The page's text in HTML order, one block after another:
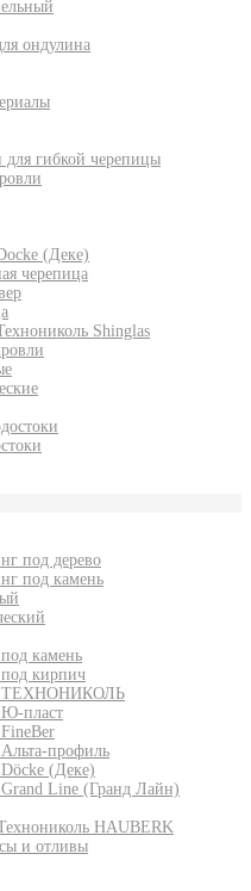
ондулина
для гибкой черепицы
(Деке)
черепица
Shinglas
под дерево
под камень
камень
кирпич
ТЕХНОНИКОЛЬ
Ю-пласт
профиль
(Деке)
Line (Гранд Лайн)
HAUBERK
и отливы